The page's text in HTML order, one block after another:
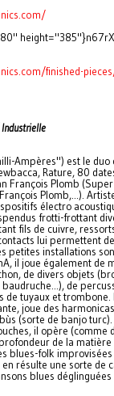
finished-
Ampères") est le duo
Rature, 80
François Plomb
Plomb,...).
électro
frotti-frottant
fils de cuivre,
lui permettent
petites installations
il joue également de
de divers objets
de
de tuyaux et trombone.
joue des
(sorte de banjo
il opère (comme
de la matière
blues-folk
résulte une sorte de
blues